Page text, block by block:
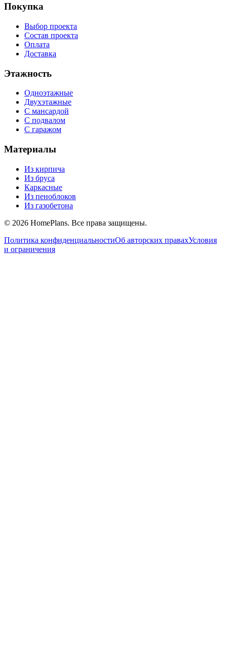
Покупка
Выбор проекта
Состав проекта
Оплата
Доставка
Этажность
Одноэтажные
Двухэтажные
С мансардой
С подвалом
С гаражом
Материалы
Из кирпича
Из бруса
Каркасные
Из пеноблоков
Из газобетона
© 2026 HomePlans. Все права защищены.
Политика конфиденциальностиОб авторских правахУсловия
и ограничения